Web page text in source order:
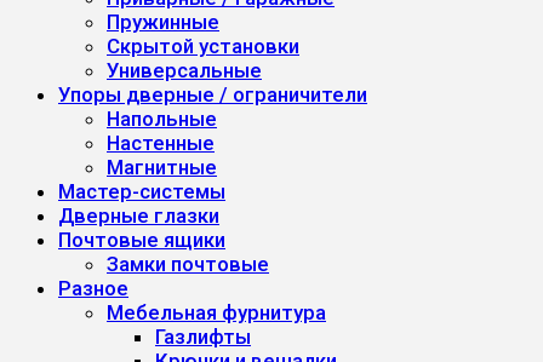
Пружинные
Скрытой установки
Универсальные
Упоры дверные / ограничители
Напольные
Настенные
Магнитные
Мастер-системы
Дверные глазки
Почтовые ящики
Замки почтовые
Разное
Мебельная фурнитура
Газлифты